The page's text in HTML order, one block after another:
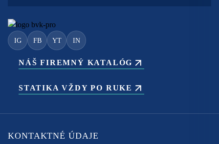
IG FB YT IN
NÁŠ FIREMNÝ KATALÓG
STATIKA VŽDY PO RUKE
KONTAKTNÉ ÚDAJE